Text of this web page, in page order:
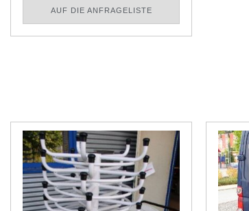
AUF DIE ANFRAGELISTE